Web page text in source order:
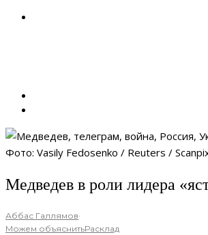
Фото: Vasily Fedosenko / Reuters /
Медведев в роли лидера
Аббас Галлямов·
Можем объяснитьРасклад